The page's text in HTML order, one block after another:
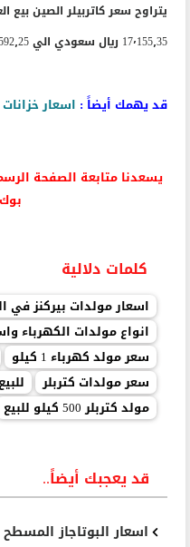
يتراوح سعر كاتربيلر الصين بيع
17٬155٫35 ريال سعودي الي 28٬592٫25 ريال سعودي.
قد يهمك أيضاً : اسعار خزانات
يسعدنا متابعة الصفحة
كلمات دلالية
اسعار مولدات بيركنز في
انواع مولدات الكهرباء
سعر مولد كهرباء 1 كيلو
سعر مولدات كتربلر
مولد كتربلر 500 كيلو للبيع
قد يعجبك أيضاً..
اسعار البوتاجاز المسطح